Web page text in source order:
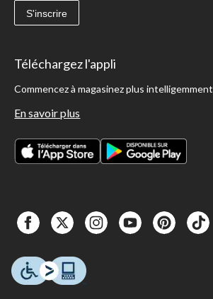
S'inscrire
Téléchargez l'appli
Commencez à magasinez plus intelligemment
En savoir plus